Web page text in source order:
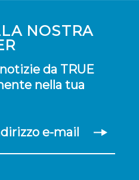
NOSTRA
da TRUE
nella tua
e-mail